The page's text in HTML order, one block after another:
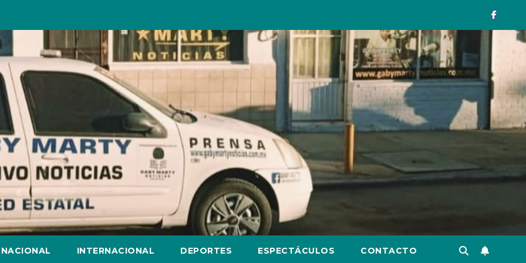
NACIONAL INTERNACIONAL DEPORTES ESPECTÁCULOS CONTACTO